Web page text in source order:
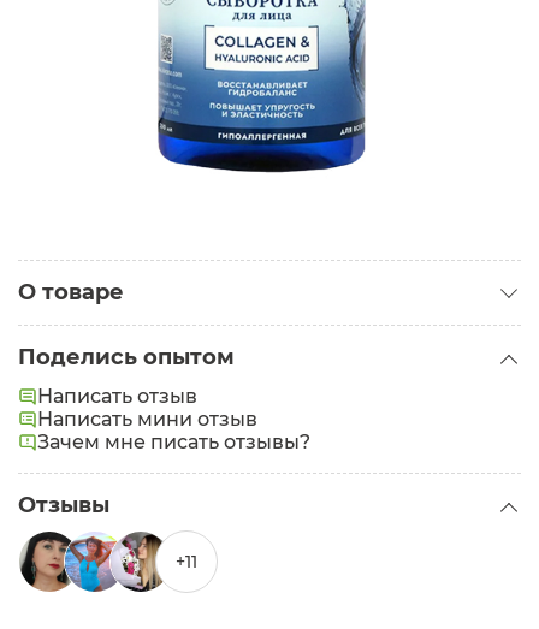
О товаре
Задачи:
Увлажнение
Поделись опытом
Написать отзыв
Написать мини отзыв
Зачем мне писать отзывы?
Отзывы
+11